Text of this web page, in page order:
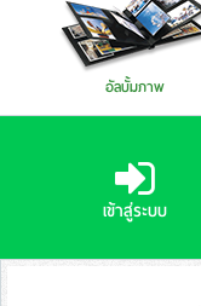
อัลบั้มภาพ
เข้าสู่ระบบ